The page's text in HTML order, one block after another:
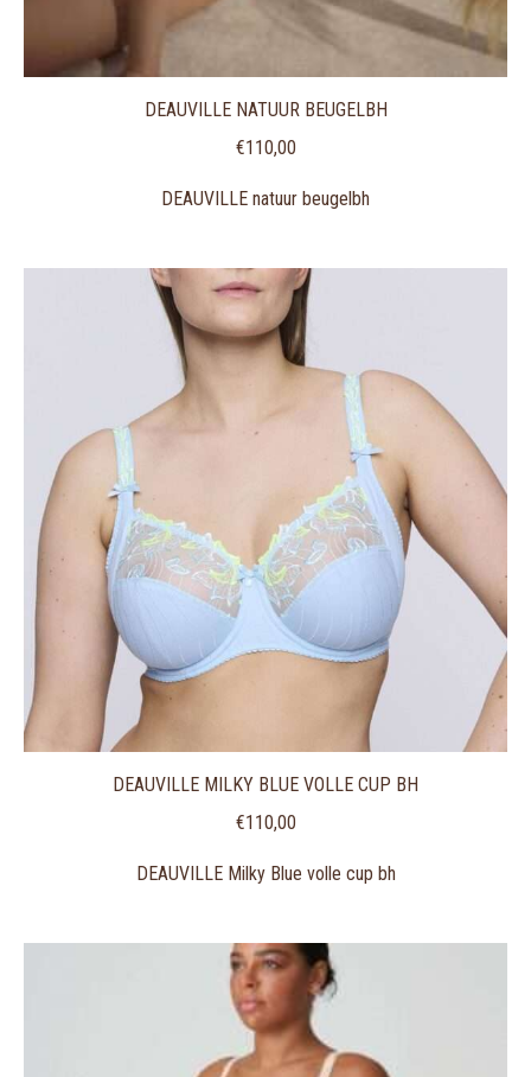
DEAUVILLE NATUUR BEUGELBH
€110,00
DEAUVILLE natuur beugelbh
DEAUVILLE MILKY BLUE VOLLE CUP BH
€110,00
DEAUVILLE Milky Blue volle cup bh